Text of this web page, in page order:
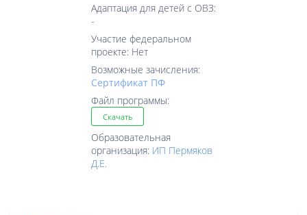
Адаптация для детей с ОВЗ:
-
Участие федеральном
проекте: Нет
Возможные зачисления:
Cертификат ПФ
Файл программы:
Скачать
Образовательная
организация: ИП Пермяков
Д.Е.